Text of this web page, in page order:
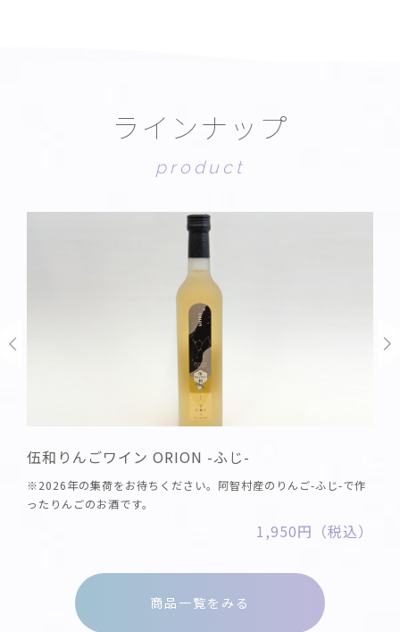
ラ イ ンナ ッ プ
pro du c t
伍和りんごワイン ORION -ふじ-
※2026年の集荷をお待ちください。阿智村産のりんご-ふじ-で作
ったりんごのお酒です。
1,950円（税込）
商品一覧をみる